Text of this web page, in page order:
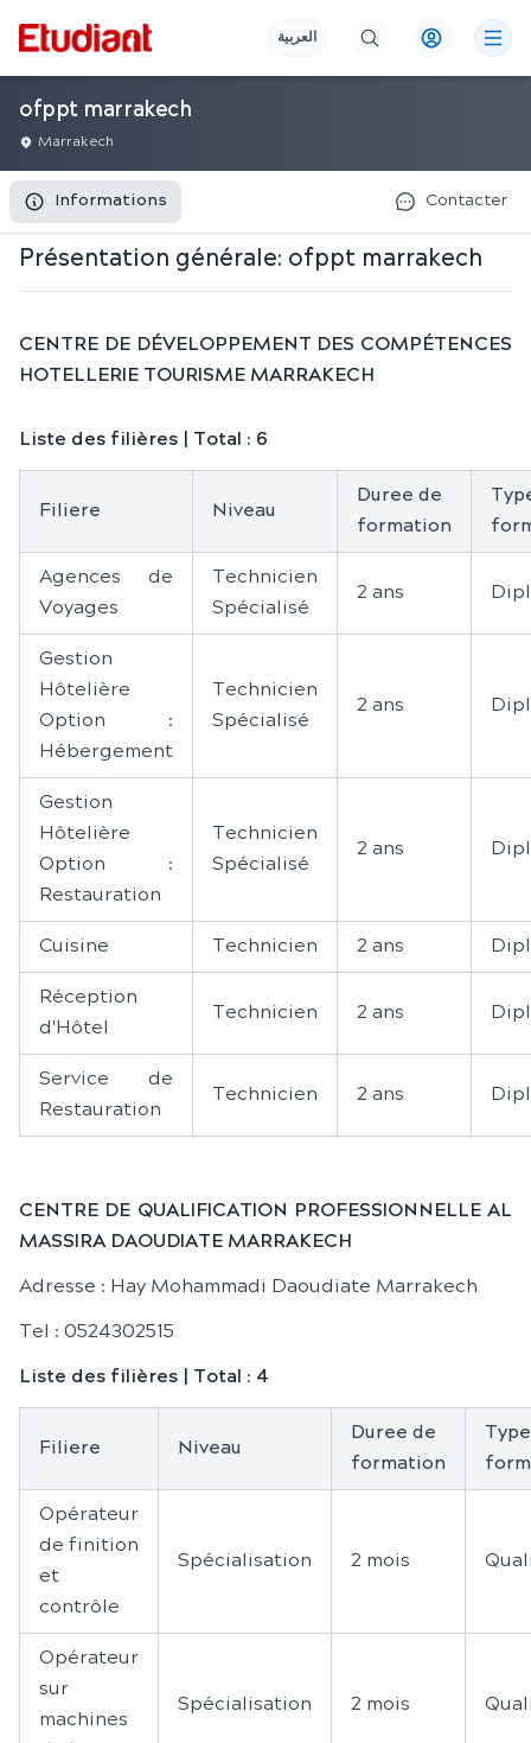
العربية
ofppt marrakech
Marrakech
Informations Contacter
Présentation générale: ofppt marrakech
CENTRE DE DÉVELOPPEMENT DES COMPÉTENCES
HOTELLERIE TOURISME MARRAKECH
Liste des filières | Total : 6
Filiere Niveau
Duree de
formation
Agences de
Voyages
Technicien
Spécialisé
2 ans
Gestion
Hôtelière
Option :
Hébergement
Technicien
Spécialisé
2 ans
Gestion
Hôtelière
Option :
Restauration
Technicien
Spécialisé
2 ans
Cuisine Technicien 2 ans
Réception
d'Hôtel
Technicien 2 ans
Service de
Restauration
Technicien 2 ans
CENTRE DE QUALIFICATION PROFESSIONNELLE AL
MASSIRA DAOUDIATE MARRAKECH
Adresse : Hay Mohammadi Daoudiate Marrakech
Tel : 0524302515
Liste des filières | Total : 4
Filiere Niveau
Duree de
formation
Opérateur
de finition
et
contrôle
Spécialisation 2 mois
Opérateur
sur
machines
Spécialisation 2 mois